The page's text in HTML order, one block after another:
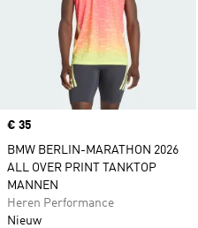
Price
€ 35
BMW BERLIN-MARATHON 2026
ALL OVER PRINT TANKTOP
MANNEN
Heren Performance
Nieuw